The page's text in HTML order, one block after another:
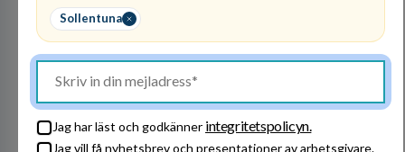
Sollentuna
Jag har läst och godkänner integritetspolicyn.
Jag vill få nyhetsbrev och presentationer av arbetsgivare.
Internationella
Engelska Skolan i